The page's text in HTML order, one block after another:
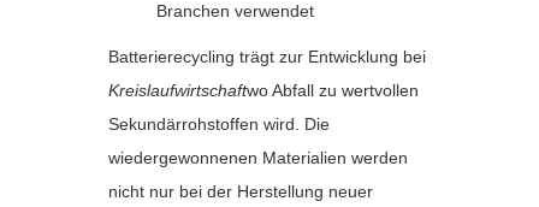
Branchen verwendet
Batterierecycling trägt zur Entwicklung bei
Kreislaufwirtschaftwo Abfall zu wertvollen
Sekundärrohstoffen wird. Die
wiedergewonnenen Materialien werden
nicht nur bei der Herstellung neuer